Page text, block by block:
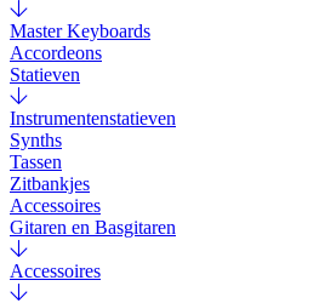
Master Keyboards
Accordeons
Statieven
Instrumentenstatieven
Synths
Tassen
Zitbankjes
Accessoires
Gitaren en Basgitaren
Accessoires